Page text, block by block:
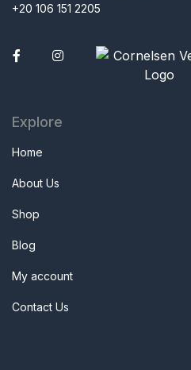
+20 106 151 2205
Facebook
Explore
Home
About Us
Shop
Blog
My account
Contact Us